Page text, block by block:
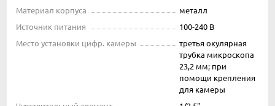
Материал корпуса
металл
Источник питания
100-240 В
Место установки цифр. камеры
третья окулярная
трубка микроскопа
23,2 мм; при
помощи крепления
для камеры